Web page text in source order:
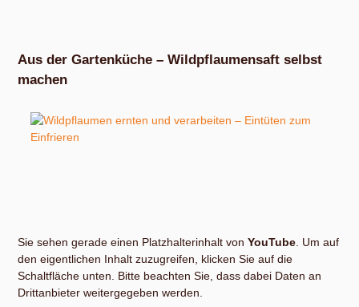
Aus der Gartenküche – Wildpflaumensaft selbst
machen
Sie sehen gerade einen Platzhalterinhalt vonYouTube . Um auf
den eigentlichen Inhalt zuzugreifen, klicken Sie auf die
Schaltfläche unten. Bitte beachten Sie, dass dabei Daten an
Drittanbieter weitergegeben werden.